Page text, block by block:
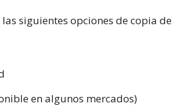
siguientes opciones de copia de
en algunos mercados)